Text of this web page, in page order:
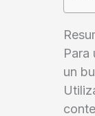
Para
un